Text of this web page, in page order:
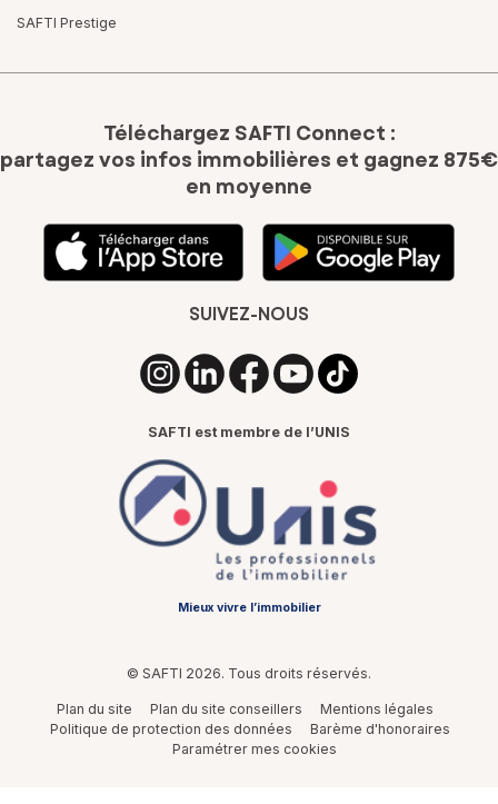
SAFTI Prestige
Téléchargez SAFTI Connect :
partagez vos infos immobilières et gagnez 875€
en moyenne
SUIVEZ-NOUS
SAFTI est membre de l’UNIS
Mieux vivre l’immobilier
© SAFTI 2026. Tous droits réservés.
Plan du site Plan du site conseillers
Mentions légales
Politique de protection des données
Barème d'honoraires
Paramétrer mes cookies